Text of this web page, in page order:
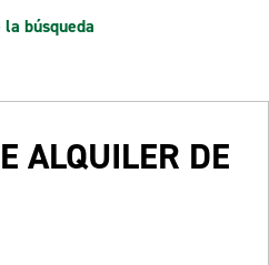
búsqueda
ALQUILER DE